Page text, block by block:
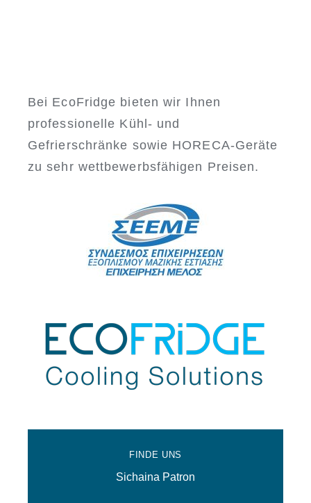
Bei EcoFridge bieten wir Ihnen
professionelle Kühl- und
Gefrierschränke sowie HORECA-Geräte
zu sehr wettbewerbsfähigen Preisen.
FINDE UNS
Sichaina Patron